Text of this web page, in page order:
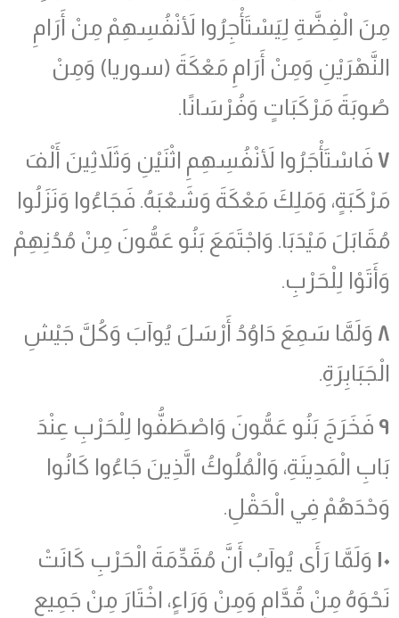
مِنَ الْفِضَّةِ لِيَسْتَأْجِرُوا لأَنْفُسِهِمْ مِنْ أَرَامِ
النَّهْرَيْنِ وَمِنْ أَرَامِ مَعْكَةَ (سوريا) وَمِنْ
صُوبَةَ مَرْكَبَاتٍ وَفُرْسَانًا.
٧ فَاسْتَأْجَرُوا لأَنْفُسِهِمِ اثْنَيْنِ وَثَلاَثِينَ أَلْفَ
مَرْكَبَةٍ، وَمَلِكَ مَعْكَةَ وَشَعْبَهُ. فَجَاءُوا وَنَزَلُوا
مُقَابَلَ مَيْدَبَا. وَاجْتَمَعَ بَنُو عَمُّونَ مِنْ مُدُنِهِمْ
وَأَتَوْا لِلْحَرْبِ.
٨ وَلَمَّا سَمِعَ دَاوُدُ أَرْسَلَ يُوآبَ وَكُلَّ جَيْشِ
الْجَبَابِرَةِ.
٩ فَخَرَجَ بَنُو عَمُّونَ وَاصْطَفُّوا لِلْحَرْبِ عِنْدَ
بَابِ الْمَدِينَةِ، وَالْمُلُوكُ الَّذِينَ جَاءُوا كَانُوا
وَحْدَهُمْ فِي الْحَقْلِ.
١٠ وَلَمَّا رَأَى يُوآبُ أَنَّ مُقَدِّمَةَ الْحَرْبِ كَانَتْ
نَحْوَهُ مِنْ قُدَّامٍ وَمِنْ وَرَاءٍ، اخْتَارَ مِنْ جَمِيعِ